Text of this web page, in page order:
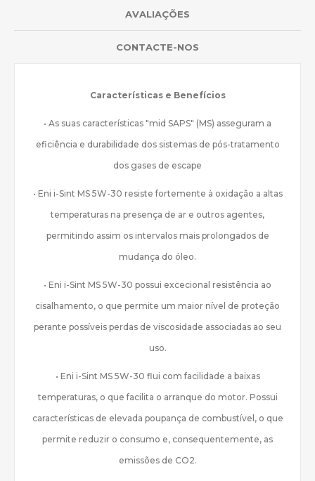
AVALIAÇÕES
CONTACTE-NOS
Características e Benefícios
• As suas características "mid SAPS" (MS) asseguram a
eficiência e durabilidade dos sistemas de pós-tratamento
dos gases de escape
• Eni i-Sint MS 5W-30 resiste fortemente à oxidação a altas
temperaturas na presença de ar e outros agentes,
permitindo assim os intervalos mais prolongados de
mudança do óleo.
• Eni i-Sint MS 5W-30 possui excecional resistência ao
cisalhamento, o que permite um maior nível de proteção
perante possíveis perdas de viscosidade associadas ao seu
uso.
• Eni i-Sint MS 5W-30 flui com facilidade a baixas
temperaturas, o que facilita o arranque do motor. Possui
características de elevada poupança de combustível, o que
permite reduzir o consumo e, consequentemente, as
emissões de CO2.